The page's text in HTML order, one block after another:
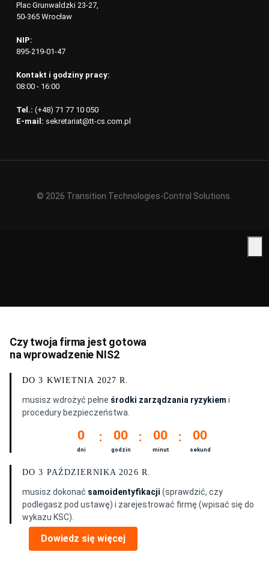
Plac Grunwaldzki 23-27,
50-365 Wrocław
NIP:
895-219-01-47
Kontakt i godziny pracy:
08:00 - 16:00
Tel.: (+48) 71 77 10 050
E-mail: sekretariat@tt-cs.com.pl
© 2026 Transition Technologies-Control Solutions.
Czy twoja firma jest gotowa
na wprowadzenie NIS2
DO 3 KWIETNIA 2027 R.
musisz wdrożyć pełne środki zarządzania ryzykiem i
procedury bezpieczeństwa.
0
dni
00
godzin
00
minut
00
sekund
DO 3 PAŹDZIERNIKA 2026 R.
musisz dokonać samoidentyfikacji (sprawdzić, czy
podlegasz pod ustawę) i zarejestrować firmę (wpisać się do
wykazu KSC).
Dowiedz się więcej